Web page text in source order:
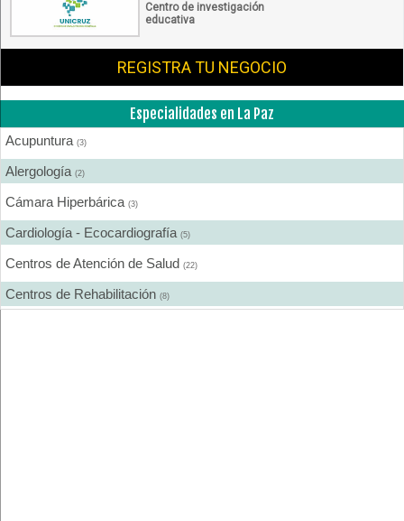
Centro de investigación
educativa
REGISTRA TU NEGOCIO
Especialidades en La Paz
Acupuntura (3)
Alergología (2)
Cámara Hiperbárica (3)
Cardiología - Ecocardiografía (5)
Centros de Atención de Salud (22)
Centros de Rehabilitación (8)